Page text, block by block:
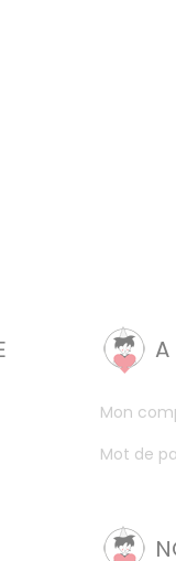
A
Mon
Mot de